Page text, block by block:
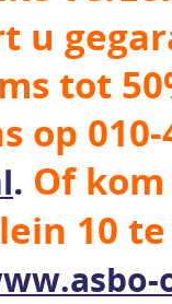
u
tot
op 010-
. Of
10